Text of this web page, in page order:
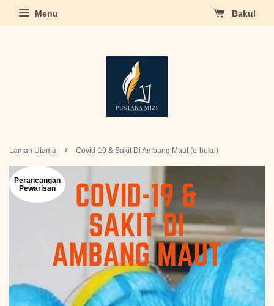
Menu Bakul
Laman Utama › Covid-19 & Sakit Di Ambang Maut (e-buku)
Perancangan
Pewarisan